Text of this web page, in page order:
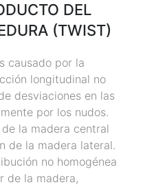
DEL
(TWIST)
causado por la
longitudinal no
desviaciones en las
por los nudos.
la madera central
de la madera lateral.
no homogénea
de la madera,